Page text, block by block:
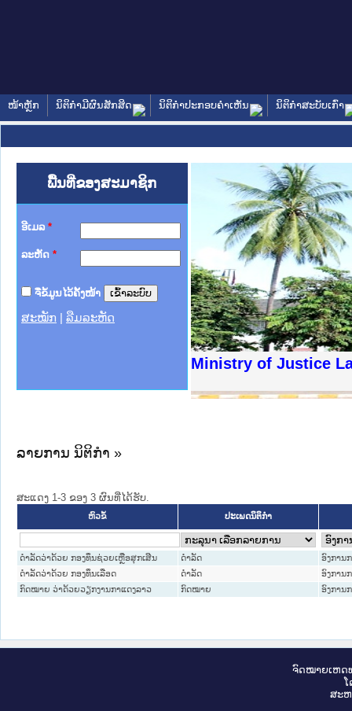
ໜ້າຫຼັກ ນິຕິກໍາມີຜົນສັກສິດ ນິຕິກໍາປະກອບຄໍາເຫັນ ນິຕິກໍາສະບັບເກົ່າ
ພື້ນທີ່ຂອງສະມາຊິກ
ອີເມລ *
ລະຫັດ *
ຈື່ຂໍ້ມູນໄວ້ຄັ້ງໜ້າ
ສະໝັກ ລືມລະຫັດ
Ministry of Justice
າຊົນ ພາກເໜືອ
ການ
ກາງ
ໃຕ້
ຕຳຫຼວດປະຊາຊົນ
ສັນຕິບານປະຊາຊົນ
ກເໜືອ
າຊົນ ພາກກາງ
ລາຍການ ນິຕິກໍາ »
ສະແດງ 1-3 ຂອງ 3 ຜົນທີ່ໄດ້ຮັບ.
ຫົວຂໍ້ ປະເພດນິຕິກຳ
ດຳລັດວ່າດ້ວຍ ກອງທຶນຊ່ວຍເຫຼືອສຸກເສີນ ດໍາລັດ
ອົງການ
ດຳລັດວ່າດ້ວຍ ກອງທຶນເລືອດ
ດໍາລັດ
ອົງການ
ກົດໝາຍ ວ່າດ້ວຍວຽກງານກາແດງລາວ
ກົດໝາຍ ອົງການ
ຈົດ​ໝາຍ​ເຫດ​
ສະ​ຫ